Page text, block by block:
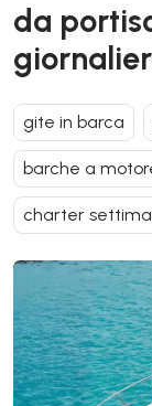
da
gite in barca
barche a
charter